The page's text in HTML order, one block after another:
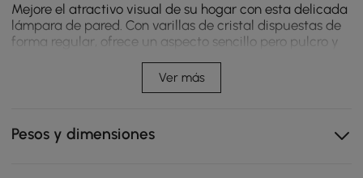
Mejore el atractivo visual de su hogar con esta delicada
lámpara de pared. Con varillas de cristal dispuestas de
forma regular, ofrece un aspecto sencillo pero pulcro y
más acogedor y confortable. Cuando está encendido,
proyecta una iluminación encantadora y complementa
garantiza un uso duradero. Crea detalles simples pero
Ver más
Pesos y dimensiones